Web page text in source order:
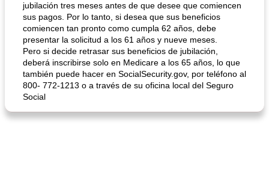
jubilación tres meses antes de que desee que comiencen
sus pagos. Por lo tanto, si desea que sus beneficios
comiencen tan pronto como cumpla 62 años, debe
presentar la solicitud a los 61 años y nueve meses.
Pero si decide retrasar sus beneficios de jubilación,
deberá inscribirse solo en Medicare a los 65 años, lo que
también puede hacer en SocialSecurity.gov, por teléfono al
800- 772-1213 o a través de su oficina local del Seguro
Social